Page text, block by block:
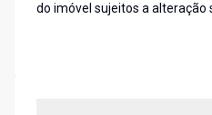
do imóvel sujeitos a alteração